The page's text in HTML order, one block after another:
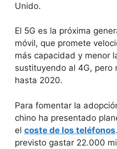
Unido.
El 5G es la próxima
móvil, que promete
más capacidad y menor
sustituyendo al 4G, pero
hasta 2020.
Para fomentar la
chino ha presentado
el coste de los teléfonos
previsto gastar 22.000